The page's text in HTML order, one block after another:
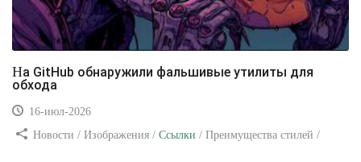
На GitHub обнаружили фальшивые утилиты для
обхода
16-июл-2026
Новости / Изображения / Ссылки / Преимущества стилей /